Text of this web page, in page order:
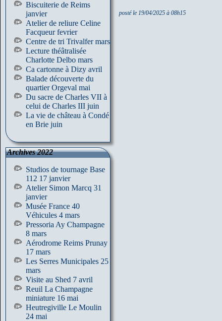
Biscuiterie de Reims
janvier
Atelier de reliure Celine
Facqueur fevrier
Centre de tri Trivalfer mars
Lecture théâtralisée
Charlotte Delbo mars
Ca cartonne à Dizy avril
Balade découverte du
quartier Orgeval mai
Du sacre de Charles VII à
celui de Charles III juin
La vie de château à Condé
en Brie juin
Archives 2022
Studios de tournage Base
112 17 janvier
Atelier Simon Marcq 31
janvier
Musée France 40
Véhicules 4 mars
Pressoria Ay Champagne
8 mars
Aérodrome Reims Prunay
17 mars
Les Serres Municipales 25
mars
Visite au Shed 7 avril
Reuil La Champagne
miniature 16 mai
Heutregiville Le Moulin
24 mai
posté le 19/04/2025 à 08h15